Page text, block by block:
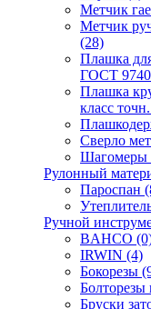
Метчик
Метчик
(28)
Плашка
ГОСТ
Плашка
класс
Сверло
Шагомеры
Рулонный
Пароспан
Ручной
BAHCO
IRWIN (4)
Бокорезы
Болторезы
Бруски